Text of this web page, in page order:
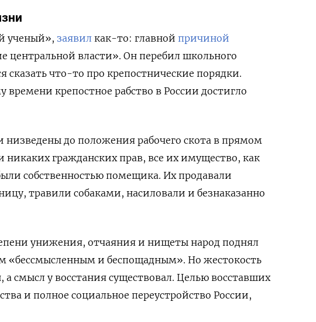
ученый», заявил как-то: главной причиной
центральной власти». Он перебил школьного
сказать что-то про крепостнические порядки.
времени крепостное рабство в России достигло
низведены до положения рабочего скота в прямом
никаких гражданских прав, все их имущество, как
собственностью помещика. Их продавали
травили собаками, насиловали и безнаказанно
унижения, отчаяния и нищеты народ поднял
«бессмысленным и беспощадным». Но жестокость
а смысл у восстания существовал. Целью восставших
и полное социальное переустройство России,